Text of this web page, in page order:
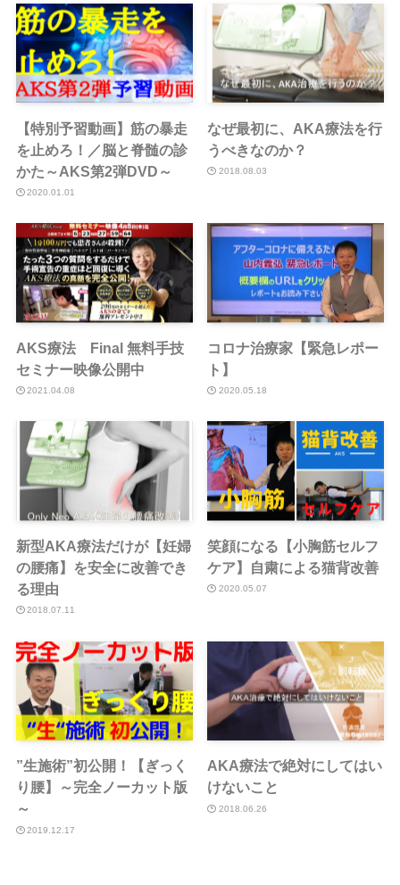
【特別予習動画】筋の暴走
を止めろ！／脳と脊髄の診
かた～AKS第2弾DVD～
2020.01.01
なぜ最初に、AKA療法を行
うべきなのか？
2018.08.03
AKS療法 Final 無料手技
セミナー映像公開中
2021.04.08
コロナ治療家【緊急レポー
ト】
2020.05.18
新型AKA療法だけが【妊婦
の腰痛】を安全に改善でき
る理由
2018.07.11
笑顔になる【小胸筋セルフ
ケア】自粛による猫背改善
2020.05.07
”生施術”初公開！【ぎっく
り腰】～完全ノーカット版
～
2019.12.17
AKA療法で絶対にしてはい
けないこと
2018.06.26